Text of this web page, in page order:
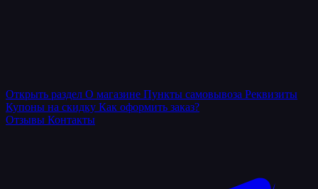
Открыть раздел О магазине Пункты самовывоза Реквизиты
Купоны на скидку Как оформить заказ?
Отзывы Контакты